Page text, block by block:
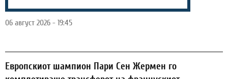
06 август 2026 - 19:45
Европскиот шампион Пари Сен Жермен го